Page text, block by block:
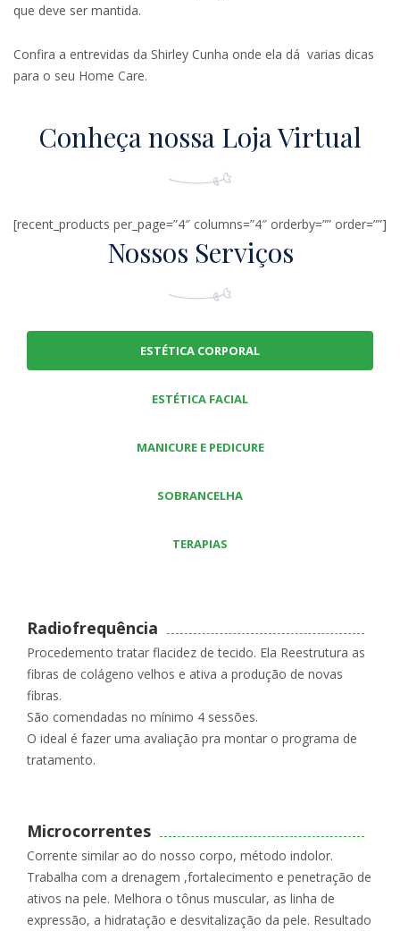
que deve ser mantida.
Confira a entrevidas da Shirley Cunha onde ela dá varias dicas
para o seu Home Care.
Conheça nossa Loja Virtual
[recent_products per_page=”4″ columns=”4″ orderby=”” order=””]
Nossos Serviços
ESTÉTICA CORPORAL
ESTÉTICA FACIAL
MANICURE E PEDICURE
SOBRANCELHA
TERAPIAS
Radiofrequência
Procedemento tratar flacidez de tecido. Ela Reestrutura as
fibras de colágeno velhos e ativa a produção de novas
fibras.
São comendadas no mínimo 4 sessões.
O ideal é fazer uma avaliação pra montar o programa de
tratamento.
Microcorrentes
Corrente similar ao do nosso corpo, método indolor.
Trabalha com a drenagem ,fortalecimento e penetração de
ativos na pele. Melhora o tônus muscular, as linha de
expressão, a hidratação e desvitalização da pele. Resultado